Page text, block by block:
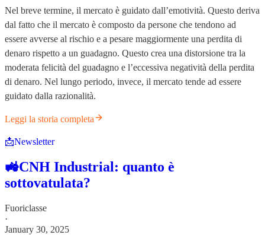
Nel breve termine, il mercato è guidato dall’emotività. Questo deriva
dal fatto che il mercato è composto da persone che tendono ad
essere avverse al rischio e a pesare maggiormente una perdita di
denaro rispetto a un guadagno. Questo crea una distorsione tra la
moderata felicità del guadagno e l’eccessiva negatività della perdita
di denaro. Nel lungo periodo, invece, il mercato tende ad essere
guidato dalla razionalità.
Leggi la storia completa
📩Newsletter
🚜CNH Industrial: quanto è
sottovatulata?
Fuoriclasse
·
January 30, 2025